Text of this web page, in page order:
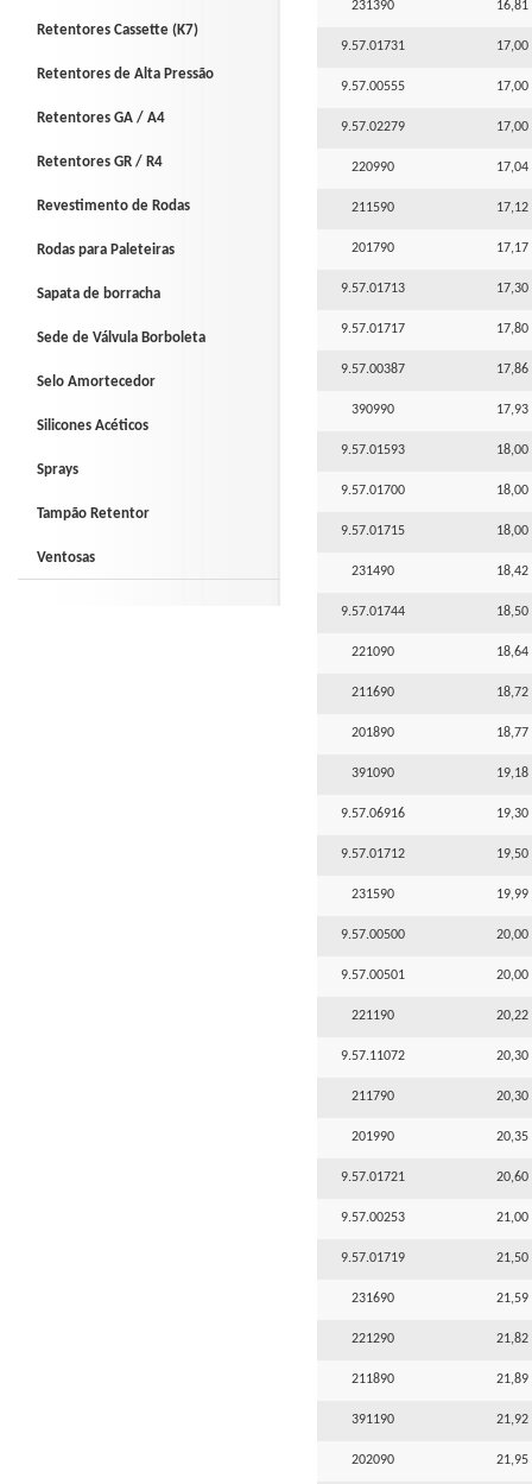
Retentores Cassette (K7)
Retentores de Alta Pressão
Retentores GA / A4
Retentores GR / R4
Revestimento de Rodas
Rodas para Paleteiras
Sapata de borracha
Sede de Válvula Borboleta
Selo Amortecedor
Silicones Acéticos
Sprays
Tampão Retentor
Ventosas
231390 16,81
9.57.01731 17,00
9.57.00555 17,00
9.57.02279 17,00
220990 17,04
211590 17,12
201790 17,17
9.57.01713 17,30
9.57.01717 17,80
9.57.00387 17,86
390990 17,93
9.57.01593 18,00
9.57.01700 18,00
9.57.01715 18,00
231490 18,42
9.57.01744 18,50
221090 18,64
211690 18,72
201890 18,77
391090 19,18
9.57.06916 19,30
9.57.01712 19,50
231590 19,99
9.57.00500 20,00
9.57.00501 20,00
221190 20,22
9.57.11072 20,30
211790 20,30
201990 20,35
9.57.01721 20,60
9.57.00253 21,00
9.57.01719 21,50
231690 21,59
221290 21,82
211890 21,89
391190 21,92
202090 21,95